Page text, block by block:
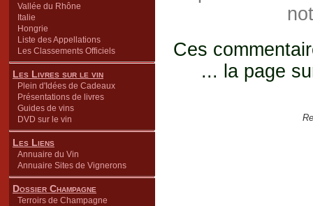
Vallée du Rhône
Italie
Hongrie
Liste des Appellations
Les Classements Officiels
Les Livres sur le vin
Plein d'Idées de Cadeaux
Présentations de livres
Guides de vins
DVD sur le vin
Les Liens
Annuaire du Vin
Annuaire Sites de Vignerons
Dossier Champagne
Terroirs de Champagne
Ces
... la page